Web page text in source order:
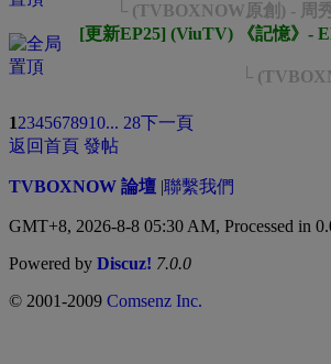
└ (TVBOXNOW原創) - 周
[更新EP25] (ViuTV) 《記憶》-
└
12345678910... 28下一頁
返回首頁 發帖
TVBOXNOW 論壇 |聯繫我們
GMT+8, 2026-8-8 05:30 AM, Processed in
Powered by Discuz! 7.0.0
© 2001-2009 Comsenz Inc.